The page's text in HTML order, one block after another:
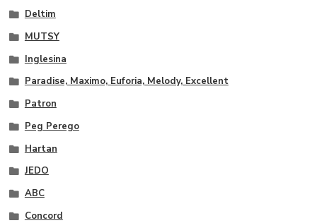
Deltim
MUTSY
Inglesina
Paradise, Maximo, Euforia, Melody, Excellent
Patron
Peg Perego
Hartan
JEDO
ABC
Concord